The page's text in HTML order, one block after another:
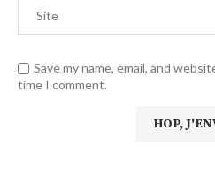
Save my name, email, and
time I comment.